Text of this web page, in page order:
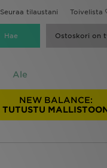
Seuraa tilaustani Toivelista
Ostoskori on
Ale
NEW BALANCE:
TUTUSTU